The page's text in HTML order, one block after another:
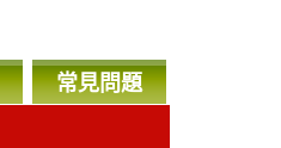
常見問題